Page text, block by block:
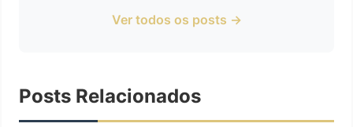
Ver todos os posts →
Posts Relacionados